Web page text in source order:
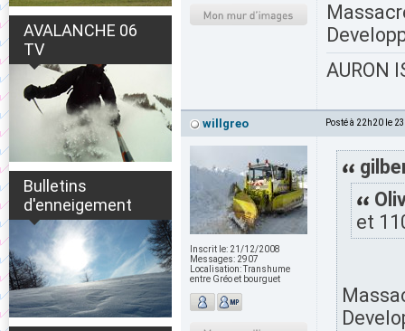
AVALANCHE 06
TV
Bulletins
d'enneigement
AURON
willgreo Posté à 22h20 le
Inscrit le: 21/12/2008
Messages: 2907
Localisation:Transhume
entre Gréo et bourguet
et